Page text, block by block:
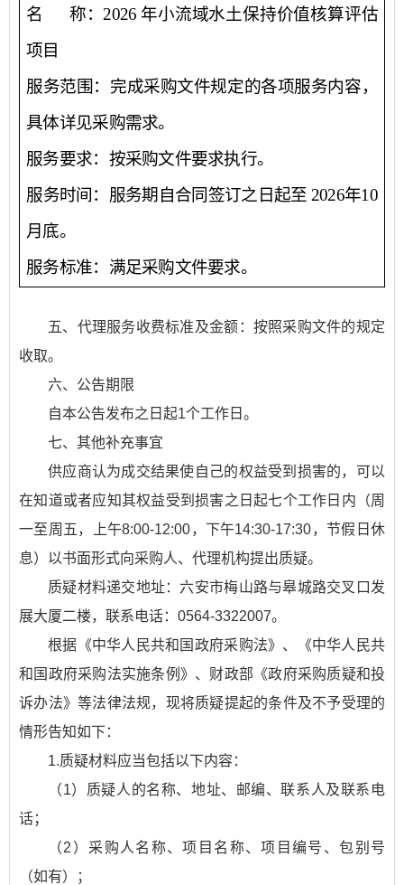
名
称：2026 年小流域水土保持价值核算评估
项目
服务范围：完成采购文件规定的各项服务内容，
具体详见采购需求。
服务要求：按采购文件要求执行。
服务时间：服务期自合同签订之日起至 2026年10
月底。
服务标准： 满足采购文件要求。
五、代理服务收费标准及金额：按照采购文件的规定
收取。
六、公告期限
自本公告发布之日起1个工作日。
七、其他补充事宜
供应商认为成交结果使自己的权益受到损害的，可以
在知道或者应知其权益受到损害之日起七个工作日内（周
一至周五，上午8:00-12:00，下午14:30-17:30，节假日休
息）以书面形式向采购人、代理机构提出质疑。
质疑材料递交地址：六安市梅山路与皋城路交叉口发
展大厦二楼，联系电话：0564-3322007。
根据《中华人民共和国政府采购法》、《中华人民共
和国政府采购法实施条例》、财政部《政府采购质疑和投
诉办法》等法律法规，现将质疑提起的条件及不予受理的
情形告知如下：
1.质疑材料应当包括以下内容：
（1）质疑人的名称、地址、邮编、联系人及联系电
话；
（2）采购人名称、项目名称、项目编号、包别号
（如有）；